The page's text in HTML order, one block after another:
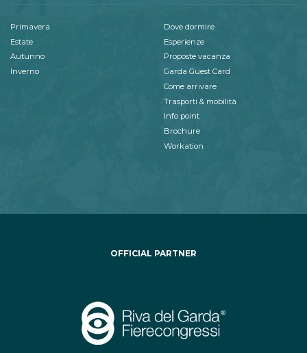
Primavera
Estate
Autunno
Inverno
Dove dormire
Esperienze
Proposte vacanza
Garda Guest Card
Come arrivare
Trasporti & mobilità
Info point
Brochure
Workation
OFFICIAL PARTNER